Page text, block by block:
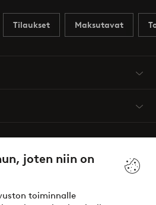
joten niin on
toiminnalle
Tilaukset Maksutavat